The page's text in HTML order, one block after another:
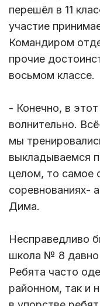
перешёл в 11
участие
Командиром
прочие
восьмом классе.
- Конечно, в
волнительно.
мы
выкладываемся
целом, то самое
соревнованиях-
Дима.
Несправедливо
школа № 8 давно
Ребята часто
районном, так и